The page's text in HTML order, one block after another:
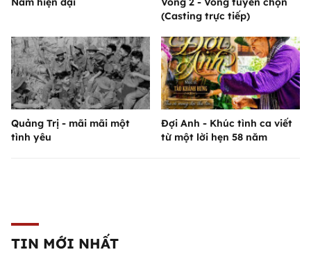
(Casting trực tiếp)
Quảng Trị - mãi mãi một
tình yêu
Đợi Anh - Khúc tình ca viết
từ một lời hẹn 58 năm
TIN MỚI NHẤT